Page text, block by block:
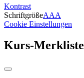
Kontrast
SchriftgrößeAAA
Cookie Einstellungen
Kurs-Merkliste